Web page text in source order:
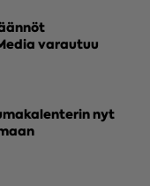
varautuu
nyt